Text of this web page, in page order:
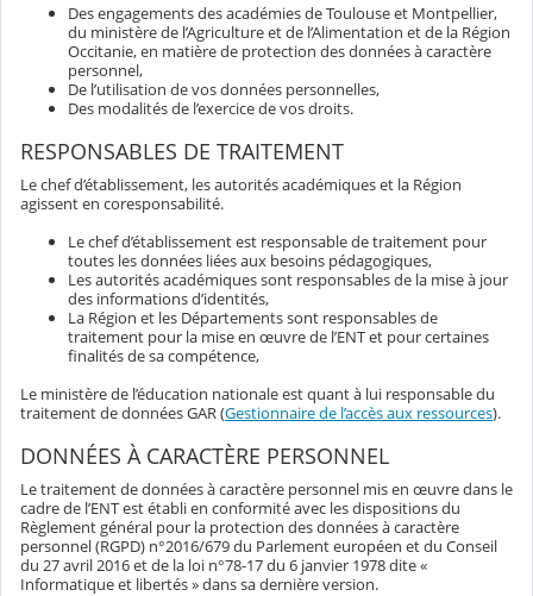
Des engagements des académies de Toulouse et Montpellier,
du ministère de l’Agriculture et de l’Alimentation et de la Région
Occitanie, en matière de protection des données à caractère
personnel,
De l’utilisation de vos données personnelles,
Des modalités de l’exercice de vos droits.
RESPONSABLES DE TRAITEMENT
Le chef d’établissement, les autorités académiques et la Région
agissent en coresponsabilité.
Le chef d’établissement est responsable de traitement pour
toutes les données liées aux besoins pédagogiques,
Les autorités académiques sont responsables de la mise à jour
des informations d’identités,
La Région et les Départements sont responsables de
traitement pour la mise en œuvre de l’ENT et pour certaines
finalités de sa compétence,
Le ministère de l’éducation nationale est quant à lui responsable du
traitement de données GAR (Gestionnaire de l’accès aux ressources).
DONNÉES À CARACTÈRE PERSONNEL
Le traitement de données à caractère personnel mis en œuvre dans le
cadre de l’ENT est établi en conformité avec les dispositions du
Règlement général pour la protection des données à caractère
personnel (RGPD) n°2016/679 du Parlement européen et du Conseil
du 27 avril 2016 et de la loi n°78-17 du 6 janvier 1978 dite «
Informatique et libertés » dans sa dernière version.